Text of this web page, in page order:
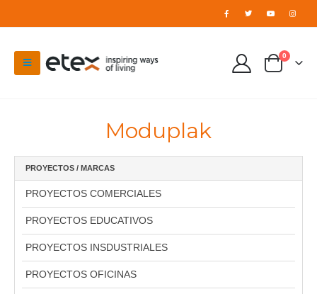
0
Moduplak
PROYECTOS / MARCAS
PROYECTOS COMERCIALES
PROYECTOS EDUCATIVOS
PROYECTOS INSDUSTRIALES
PROYECTOS OFICINAS